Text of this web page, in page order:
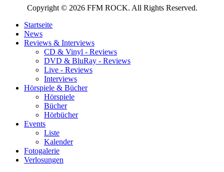
Copyright © 2026 FFM ROCK. All Rights Reserved.
Startseite
News
Reviews & Interviews
CD & Vinyl - Reviews
DVD & BluRay - Reviews
Live - Reviews
Interviews
Hörspiele & Bücher
Hörspiele
Bücher
Hörbücher
Events
Liste
Kalender
Fotogalerie
Verlosungen